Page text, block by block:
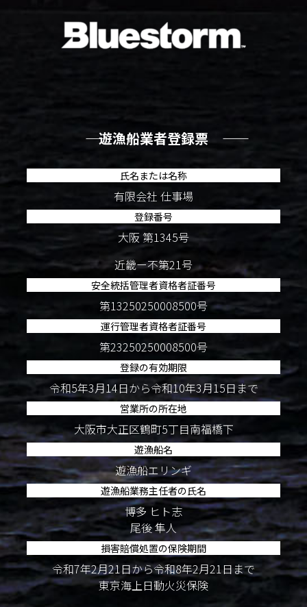
―― 遊漁船業者登録票 ――
氏名または名称
有限会社 仕事場
登録番号
大阪 第1345号
近畿ー不第21号
安全統括管理者資格者証番号
第13250250008500号
運行管理者資格者証番号
第23250250008500号
登録の有効期限
令和5年3月14日から令和10年3月15日まで
営業所の所在地
大阪市大正区鶴町5丁目南福橋下
遊漁船名
遊漁船エリンギ
遊漁船業務主任者の氏名
博多 ヒト志
尾後 隼人
損害賠償処置の保険期間
令和7年2月21日から令和8年2月21日まで
東京海上日動火災保険